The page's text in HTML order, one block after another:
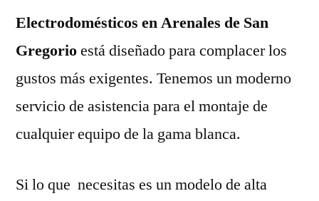
Electrodomésticos en Arenales de San
Gregorioestá diseñado para complacer los
gustos más exigentes. Tenemos un moderno
servicio de asistencia para el montaje de
cualquier equipo de la gama blanca.
Si lo que necesitas es un modelo de alta